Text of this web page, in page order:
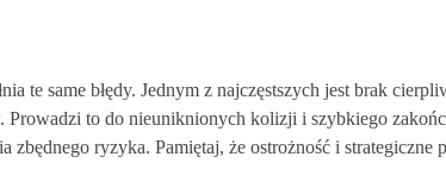
te same błędy. Jednym z najczęstszych jest brak
Prowadzi to do nieuniknionych kolizji i szybkiego
zbędnego ryzyka. Pamiętaj, że ostrożność i strategiczne